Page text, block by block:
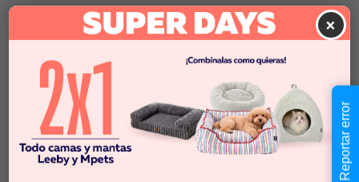
Descripción
Cantidad:
- +
$3.990
En Stock
Añadir al carrito
×
Reportar error